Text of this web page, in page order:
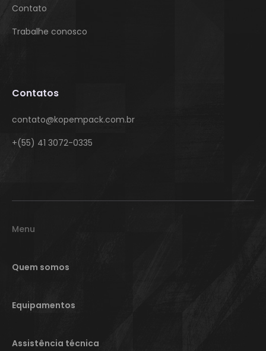
Contato
Trabalhe conosco
Contatos
contato@kopempack.com.br
+(55) 41 3072-0335
Menu
Quem somos
Equipamentos
Assistência técnica